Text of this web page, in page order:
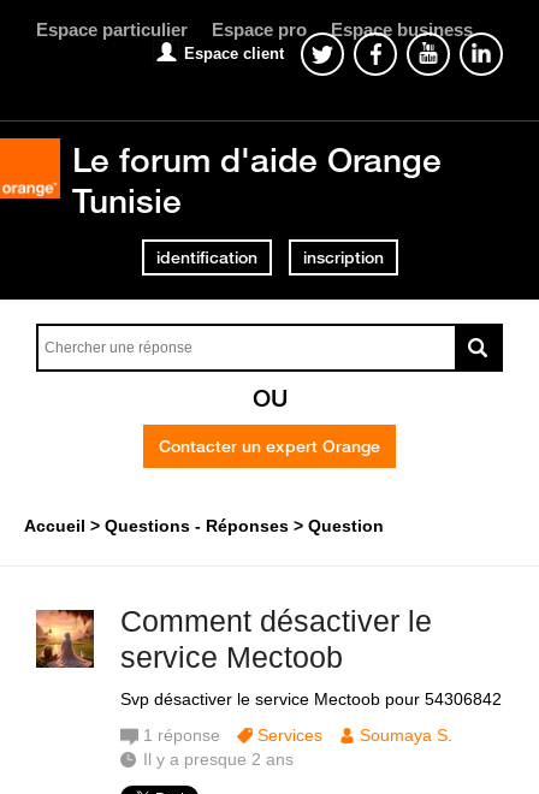
Espace particulier Espace pro Espace business
Espace client
Le forum d'aide Orange
Tunisie
identification inscription
OU
Contacter un expert Orange
Accueil Questions - Réponses Question
Comment désactiver le
service Mectoob
Svp désactiver le service Mectoob pour 54306842
1 réponse Services
Soumaya S.
Il y a presque 2 ans